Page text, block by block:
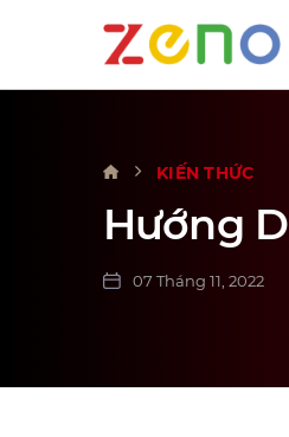
KIẾN THỨC
Hướng
07 Tháng 11, 2022